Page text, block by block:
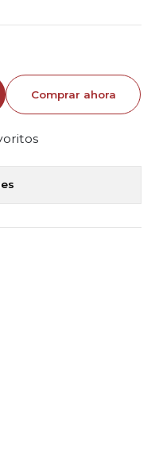
Comprar ahora